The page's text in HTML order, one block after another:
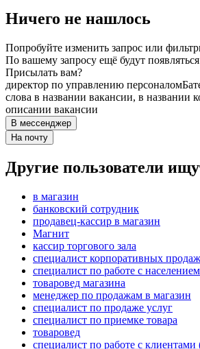
Ничего не нашлось
Попробуйте изменить запрос или
По вашему запросу ещё будут
Присылать вам?
директор по управлению персоналом
слова в названии вакансии, в названии
описании вакансии
В мессенджер
На почту
Другие пользователи
в магазин
банковский сотрудник
продавец-кассир в магазин
Магнит
кассир торгового зала
специалист корпоративных продаж
специалист по работе с населением
товаровед магазина
менеджер по продажам в магазин
специалист по продаже услуг
специалист по приемке товара
товаровед
специалист по работе с